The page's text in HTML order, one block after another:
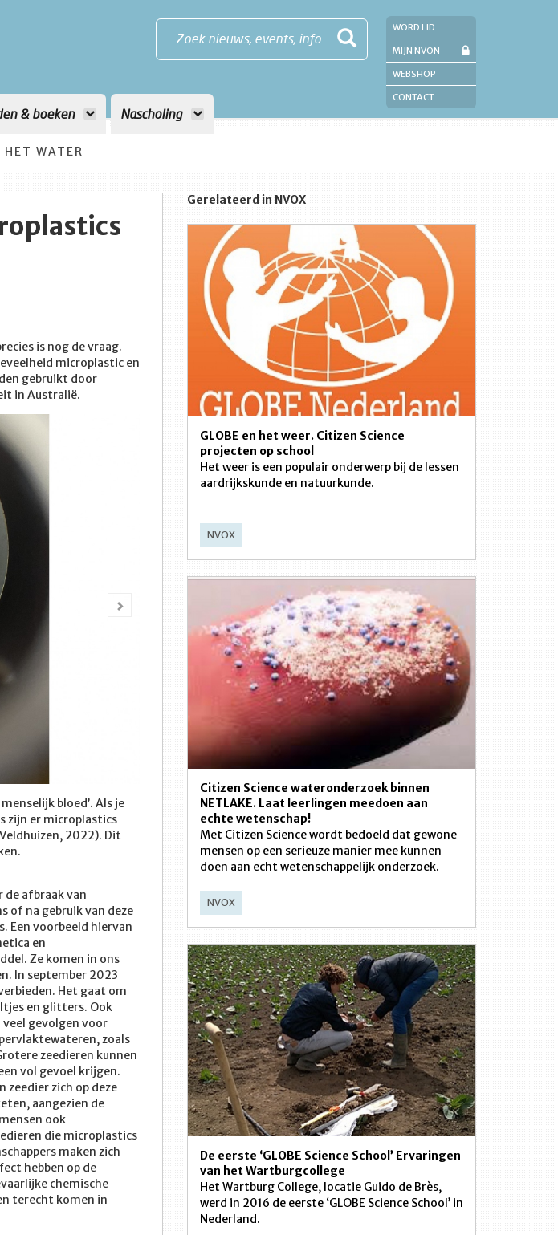
Zoek nieuws, events, info
& boeken Nascholing
WORD LID
MIJN NVON
WEBSHOP
CONTACT
WATER
is nog de vraag.
microplastic en
gebruikt door
in Australië.
Volgende
bloed’. Als je
zijn er microplastics
2022). Dit
afbraak van
of na gebruik van deze
Een voorbeeld hiervan
en
Ze komen in ons
In september 2023
Het gaat om
en glitters. Ook
gevolgen voor
zoals
zeedieren kunnen
vol gevoel krijgen.
zich op deze
aangezien de
ook
die microplastics
maken zich
hebben op de
chemische
terecht komen in
Gerelateerd in NVOX
GLOBE en het weer. Citizen Science
projecten op school
Het weer is een populair onderwerp bij de lessen
aardrijkskunde en natuurkunde.
NVOX
Citizen Science wateronderzoek binnen
NETLAKE. Laat leerlingen meedoen aan
echte wetenschap!
Met Citizen Science wordt bedoeld dat gewone
mensen op een serieuze manier mee kunnen
doen aan echt wetenschappelijk onderzoek.
NVOX
De eerste ‘GLOBE Science School’ Ervaringen
van het Wartburgcollege
Het Wartburg College, locatie Guido de Brès,
werd in 2016 de eerste ‘GLOBE Science School’ in
Nederland.